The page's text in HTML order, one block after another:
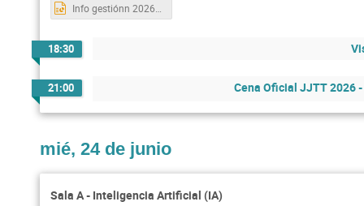
18:30
21:00 Cena Oficial JJTT 2026
mié, 24 de junio
Sala A - Inteligencia Artificial (IA)